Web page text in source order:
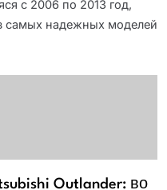
с 2006 по 2013 год,
самых надежных моделей
Outlander: во